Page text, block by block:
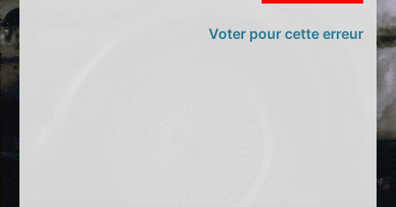
Voter pour cette erreur